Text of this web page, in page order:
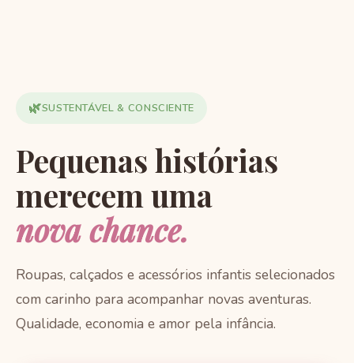
🌿SUSTENTÁVEL & CONSCIENTE
Pequenas histórias
merecem uma
nova chance.
Roupas, calçados e acessórios infantis selecionados
com carinho para acompanhar novas aventuras.
Qualidade, economia e amor pela infância.